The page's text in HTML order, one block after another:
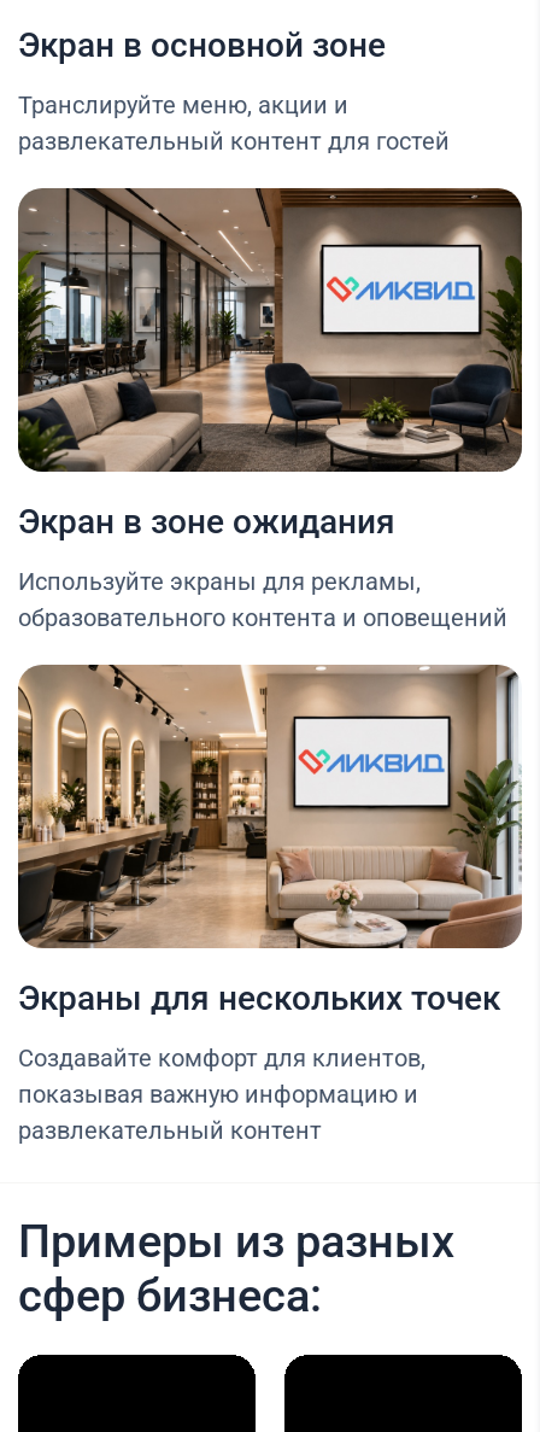
Экран в основной зоне
Транслируйте меню, акции и
развлекательный контент для гостей
Экран в зоне ожидания
Используйте экраны для рекламы,
образовательного контента и оповещений
Экраны для нескольких точек
Создавайте комфорт для клиентов,
показывая важную информацию и
развлекательный контент
Примеры из разных
сфер бизнеса: